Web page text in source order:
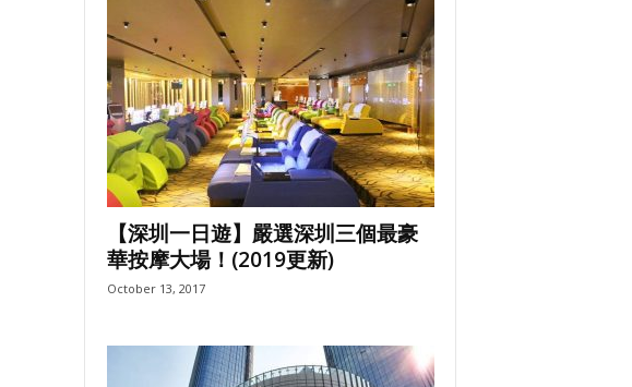
【深圳一日遊】嚴選深圳三個最豪
華按摩大場！(2019更新)
October 13, 2017